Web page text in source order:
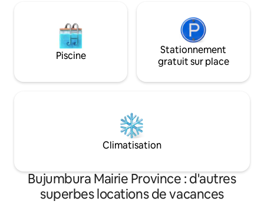
Piscine
Stationnement
gratuit sur place
Climatisation
Bujumbura Mairie Province : d'autres
superbes locations de vacances